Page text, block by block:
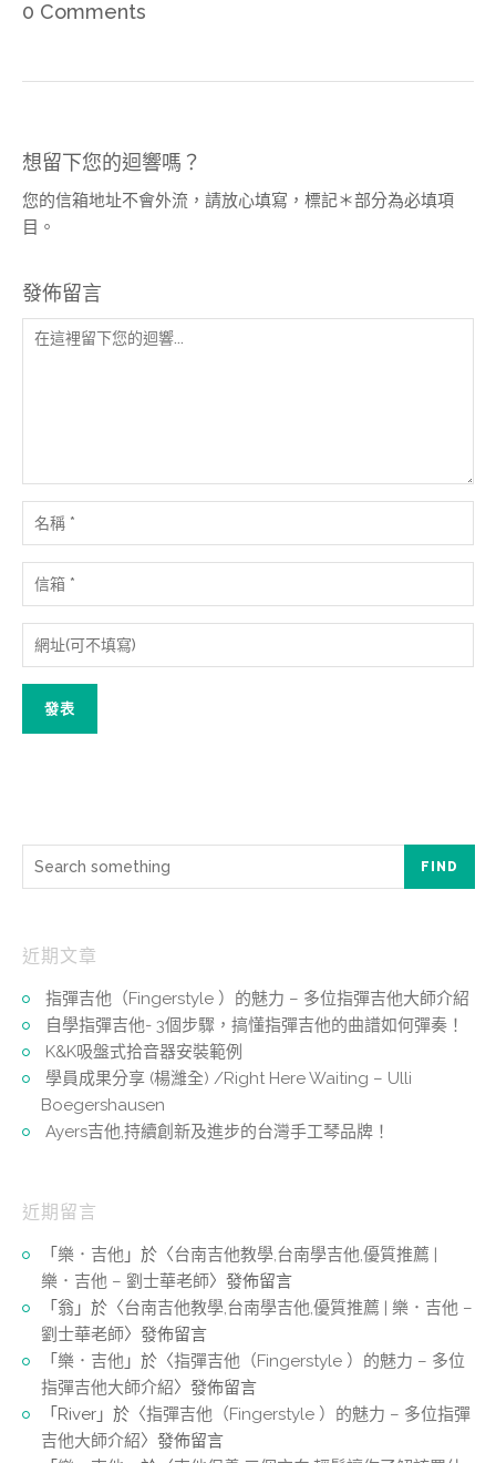
0 Comments
想留下您的迴響嗎？
您的信箱地址不會外流，請放心填寫，標記＊部分為必填項
目。
發佈留言
FIND
近期文章
指彈吉他（Fingerstyle ）的魅力 – 多位指彈吉他大師介紹
自學指彈吉他- 3個步驟，搞懂指彈吉他的曲譜如何彈奏！
K&K吸盤式拾音器安裝範例
學員成果分享 (楊濰全) /Right Here Waiting – Ulli
Boegershausen
Ayers吉他,持續創新及進步的台灣手工琴品牌！
近期留言
「 樂．吉他 」於〈台南吉他教學,台南學吉他,優質推薦 |
樂．吉他 – 劉士華老師〉發佈留言
「 翁 」於〈台南吉他教學,台南學吉他,優質推薦 | 樂．吉他 –
劉士華老師〉發佈留言
「 樂．吉他 」於〈指彈吉他（Fingerstyle ）的魅力 – 多位
指彈吉他大師介紹〉發佈留言
「 River 」於〈指彈吉他（Fingerstyle ）的魅力 – 多位指彈
吉他大師介紹〉發佈留言